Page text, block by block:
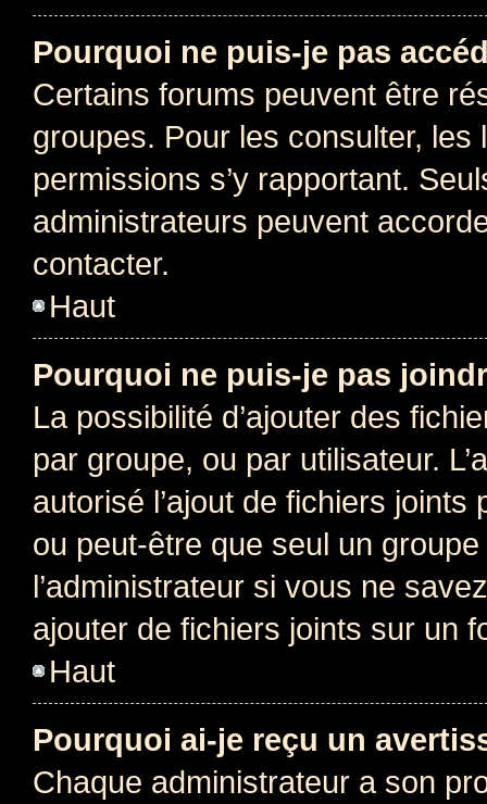
Pourquoi ne puis-je pas
Certains forums peuvent être
groupes. Pour les consulter,
permissions s’y rapportant.
administrateurs peuvent
contacter.
Haut
Pourquoi ne puis-je pas
La possibilité d’ajouter des
par groupe, ou par utilisateur.
autorisé l’ajout de fichiers
ou peut-être que seul un
l’administrateur si vous ne
ajouter de fichiers joints sur un
Haut
Pourquoi ai-je reçu un
Chaque administrateur a son